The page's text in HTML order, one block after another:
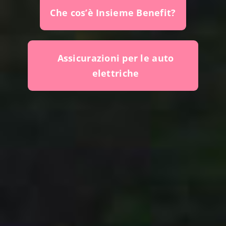
Che cos’è Insieme Benefit?
Assicurazioni per le auto
elettriche